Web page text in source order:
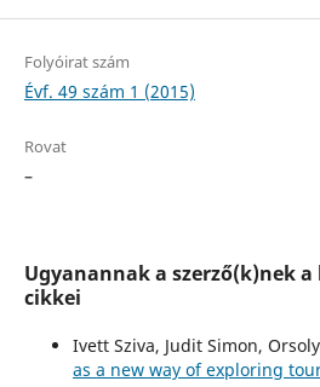
Folyóirat szám
Évf. 49 szám 1 (2015)
Rovat
–
Ugyanannak a szerző(k)nek
cikkei
Ivett Sziva, Judit Simon,
as a new way of exploring